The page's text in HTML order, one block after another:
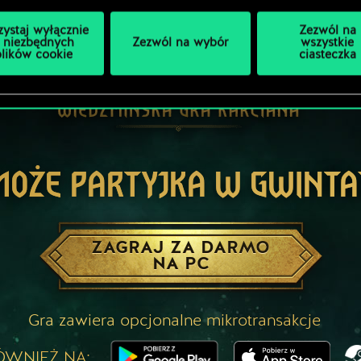
wyłącznie
niezbędnych
cookie
Zezwól na wybór
Zezwól na
wszystkie
ciasteczka
PARTYJKA W
ZAGRAJ ZA DARMO
NA PC
Gra zawiera opcjonalne mikrotransakcje